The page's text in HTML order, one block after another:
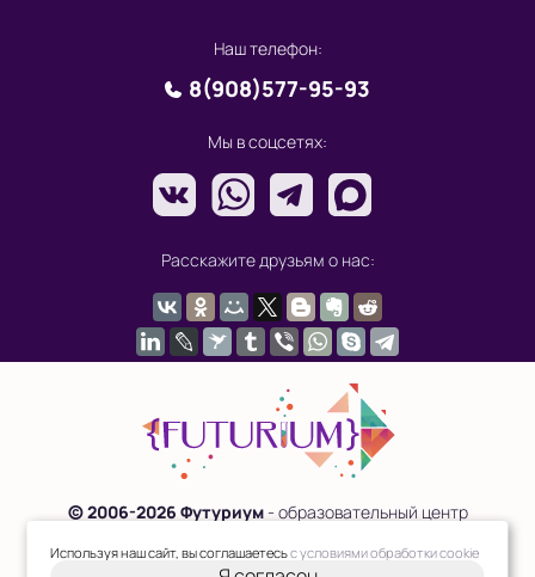
Наш телефон:
8(908)577-95-93
Мы в соцсетях:
Расскажите друзьям о нас:
© 2006-2026 Футуриум- образовательный центр
Политика обработки персональных данных
Публичная
Используя наш сайт, вы соглашаетесьс условиями обработки cookie